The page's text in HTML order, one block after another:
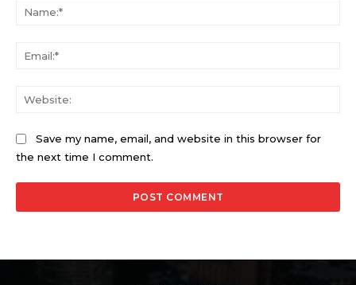
Save my name, email, and website in this browser for
the next time I comment.